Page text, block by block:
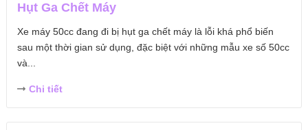
Hụt Ga Chết Máy
Xe máy 50cc đang đi bị hụt ga chết máy là lỗi khá phổ biến
sau một thời gian sử dụng, đặc biệt với những mẫu xe số 50cc
và...
Chi tiết